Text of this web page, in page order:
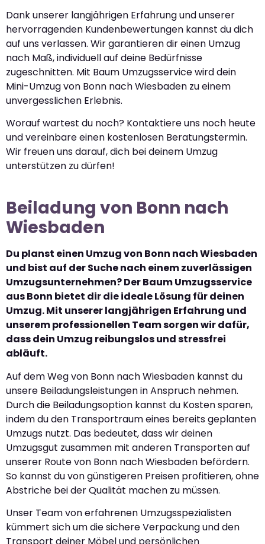
Dank unserer langjährigen Erfahrung und unserer
hervorragenden Kundenbewertungen kannst du dich
auf uns verlassen. Wir garantieren dir einen Umzug
nach Maß, individuell auf deine Bedürfnisse
zugeschnitten. Mit Baum Umzugsservice wird dein
Mini-Umzug von Bonn nach Wiesbaden zu einem
unvergesslichen Erlebnis.
Worauf wartest du noch? Kontaktiere uns noch heute
und vereinbare einen kostenlosen Beratungstermin.
Wir freuen uns darauf, dich bei deinem Umzug
unterstützen zu dürfen!
Beiladung von Bonn nach
Wiesbaden
Du planst einen Umzug von Bonn nach Wiesbaden
und bist auf der Suche nach einem zuverlässigen
Umzugsunternehmen? Der Baum Umzugsservice
aus Bonn bietet dir die ideale Lösung für deinen
Umzug. Mit unserer langjährigen Erfahrung und
unserem professionellen Team sorgen wir dafür,
dass dein Umzug reibungslos und stressfrei
abläuft.
Auf dem Weg von Bonn nach Wiesbaden kannst du
unsere Beiladungsleistungen in Anspruch nehmen.
Durch die Beiladungsoption kannst du Kosten sparen,
indem du den Transportraum eines bereits geplanten
Umzugs nutzt. Das bedeutet, dass wir deinen
Umzugsgut zusammen mit anderen Transporten auf
unserer Route von Bonn nach Wiesbaden befördern.
So kannst du von günstigeren Preisen profitieren, ohne
Abstriche bei der Qualität machen zu müssen.
Unser Team von erfahrenen Umzugsspezialisten
kümmert sich um die sichere Verpackung und den